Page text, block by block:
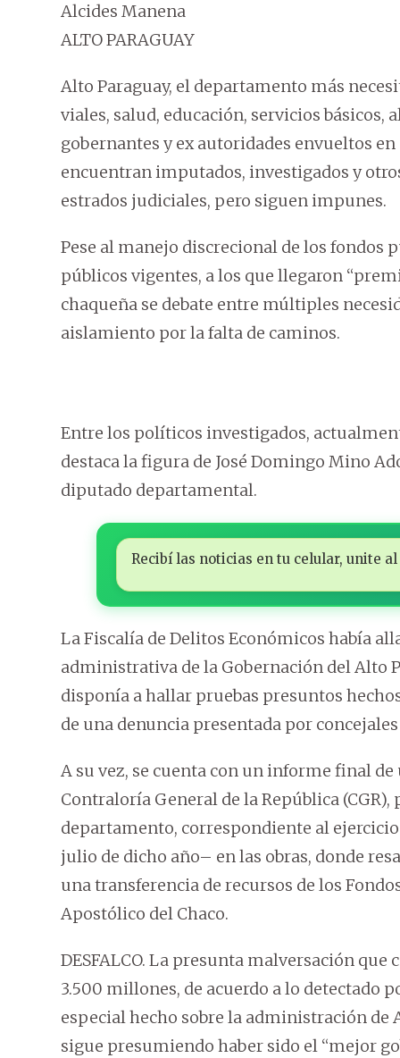
Alcides Manena
ALTO PARAGUAY
Alto Paraguay, el departamento más
viales, salud, educación, servicios básicos,
gobernantes y ex autoridades envueltos
encuentran imputados, investigados y
estrados judiciales, pero siguen impunes.
Pese al manejo discrecional de los fondos
públicos vigentes, a los que llegaron
chaqueña se debate entre múltiples
aislamiento por la falta de caminos.
Entre los políticos investigados,
destaca la figura de José Domingo Mino
diputado departamental.
Recibí las noticias en tu celular, unite
La Fiscalía de Delitos Económicos había
administrativa de la Gobernación del Alto
disponía a hallar pruebas presuntos
de una denuncia presentada por
A su vez, se cuenta con un informe final
Contraloría General de la República
departamento, correspondiente al
julio de dicho año– en las obras, donde
una transferencia de recursos de los
Apostólico del Chaco.
DESFALCO. La presunta malversación
3.500 millones, de acuerdo a lo detectado
especial hecho sobre la administración de
sigue presumiendo haber sido el “mejor